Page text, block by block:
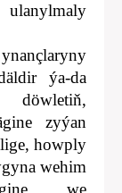
ýa-da
zyýan
howply
wehim
we